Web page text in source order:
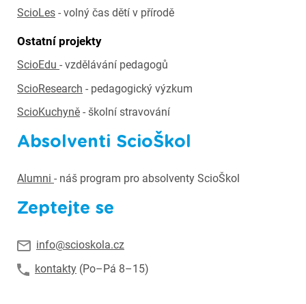
ScioLes - volný čas dětí v přírodě
Ostatní projekty
ScioEdu - vzdělávání pedagogů
ScioResearch - pedagogický výzkum
ScioKuchyně - školní stravování
Absolventi ScioŠkol
Alumni - náš program pro absolventy ScioŠkol
Zeptejte se
info@scioskola.cz
kontakty (Po–Pá 8–15)